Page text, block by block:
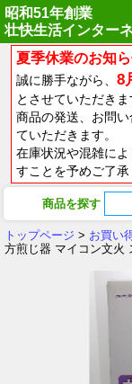
昭和51年創業
壮快生活インター
夏季休業のお知
誠に勝手ながら、 8
とさせていただきま
商品の発送、お問
ていただきます。
在庫状況や混雑に
すことを予めご了承
商品を探す
トップページ > お買い
方煎じ器 マイコン文火